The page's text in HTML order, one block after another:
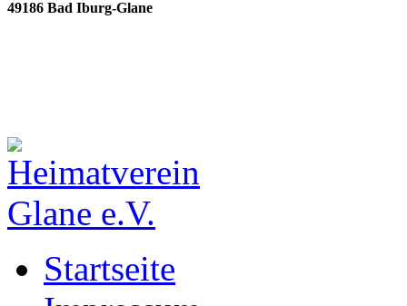
49186 Bad Iburg-Glane
Startseite